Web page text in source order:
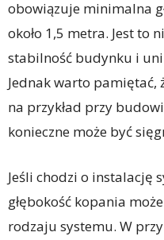
obowiązuje minimalna
około 1,5 metra. Jest to
stabilność budynku i
Jednak warto pamiętać,
na przykład przy
konieczne może być
Jeśli chodzi o instalację
głębokość kopania
rodzaju systemu. W